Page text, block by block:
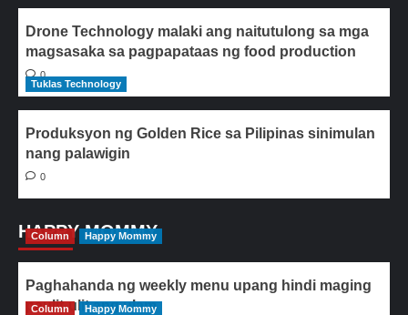
Drone Technology malaki ang naitutulong sa mga
magsasaka sa pagpapataas ng food production
0
Tuklas Technology
Produksyon ng Golden Rice sa Pilipinas sinimulan
nang palawigin
0
HAPPY MOMMY
Column Happy Mommy
Paghahanda ng weekly menu upang hindi maging
paulit-ulit ang ulam
Column Happy Mommy